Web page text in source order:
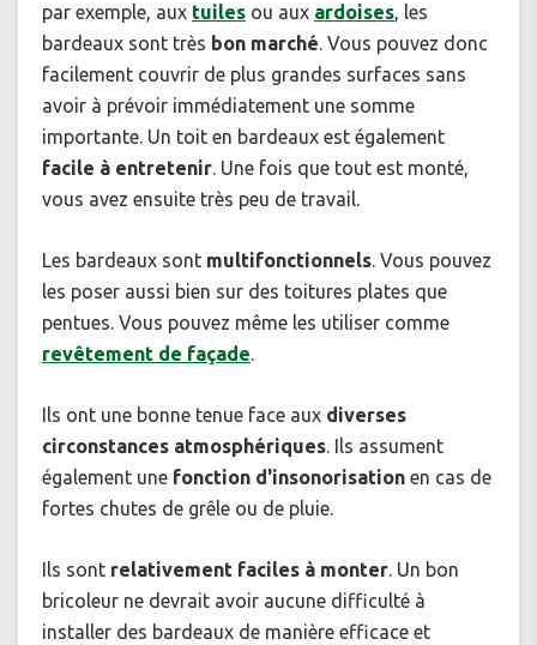
par exemple, aux tuiles ou aux ardoises, les
bardeaux sont très bon marché. Vous pouvez donc
facilement couvrir de plus grandes surfaces sans
avoir à prévoir immédiatement une somme
importante. Un toit en bardeaux est également
facile à entretenir. Une fois que tout est monté,
vous avez ensuite très peu de travail.
Les bardeaux sont multifonctionnels. Vous pouvez
les poser aussi bien sur des toitures plates que
pentues. Vous pouvez même les utiliser comme
revêtement de façade.
Ils ont une bonne tenue face aux diverses
circonstances atmosphériques. Ils assument
également une fonction d'insonorisation en cas de
fortes chutes de grêle ou de pluie.
Ils sont relativement faciles à monter. Un bon
bricoleur ne devrait avoir aucune difficulté à
installer des bardeaux de manière efficace et